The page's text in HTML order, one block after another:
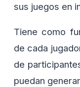
sus juegos en
Tiene como
de cada
de
puedan